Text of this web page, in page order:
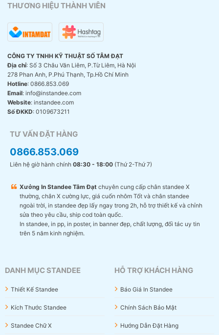
THƯƠNG HIỆU THÀNH VIÊN
CÔNG TY TNHH KỸ THUẬT SỐ TÂM ĐẠT
Địa chỉ: Số 3 Châu Văn Liêm, P.Từ Liêm, Hà Nội
278 Phan Anh, P.Phú Thạnh, Tp.Hồ Chí Minh
Hotline: 0866.853.069
Email: info@instandee.com
Website: instandee.com
Số ĐKKD: 0109673211
TƯ VẤN ĐẶT HÀNG
0866.853.069
Liên hệ giờ hành chính 08:30 - 18:00 (Thứ 2-Thứ 7)
Xưởng In Standee Tâm Đạt chuyên cung cấp chân standee X
thường, chân X cường lực, giá cuốn nhôm Tốt và chân standee
ngoài trời, in standee đẹp lấy ngay trong 2h, hỗ trợ thiết kế và chỉnh
sửa theo yêu cầu, ship cod toàn quốc.
In standee, in pp, in poster, in banner đẹp, chất lượng, đối tác uy tin
trên 5 năm kinh nghiệm.
DANH MỤC STANDEE
Thiết Kế Standee
Kích Thước Standee
Standee Chữ X
HỖ TRỢ KHÁCH HÀNG
Báo Giá In Standee
Chính Sách Bảo Mật
Hướng Dẫn Đặt Hàng